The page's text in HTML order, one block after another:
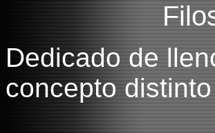
Dedicado de
concepto